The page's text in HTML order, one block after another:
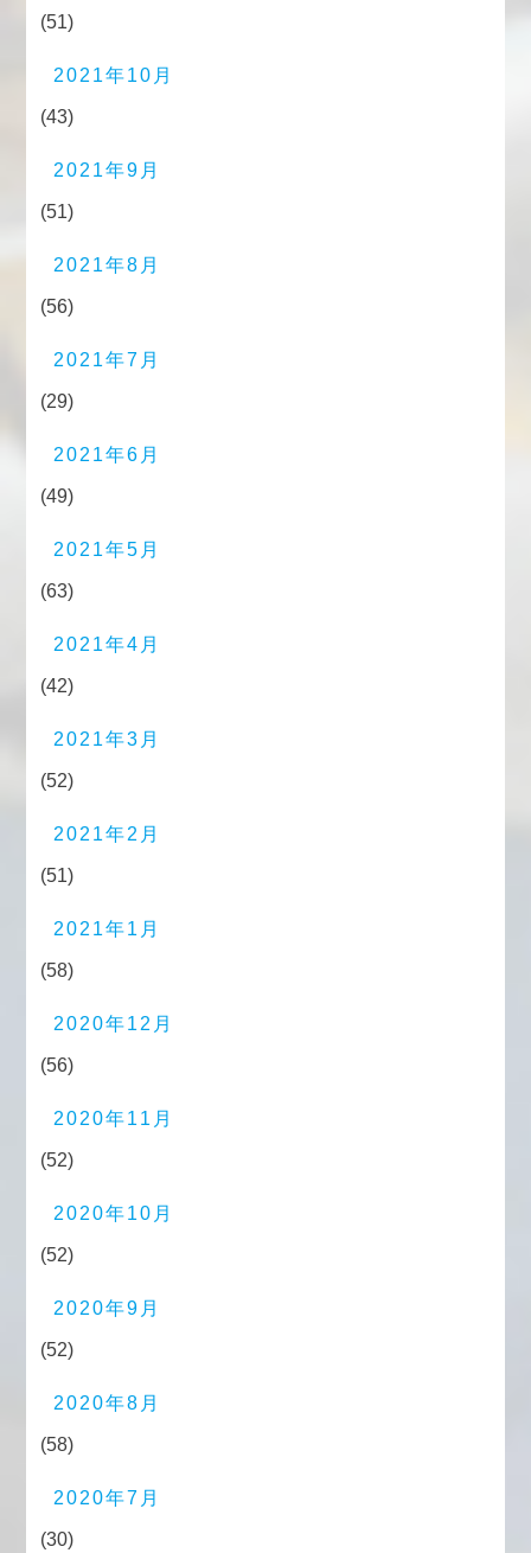
(51)
2021年10月
(43)
2021年9月
(51)
2021年8月
(56)
2021年7月
(29)
2021年6月
(49)
2021年5月
(63)
2021年4月
(42)
2021年3月
(52)
2021年2月
(51)
2021年1月
(58)
2020年12月
(56)
2020年11月
(52)
2020年10月
(52)
2020年9月
(52)
2020年8月
(58)
2020年7月
(30)